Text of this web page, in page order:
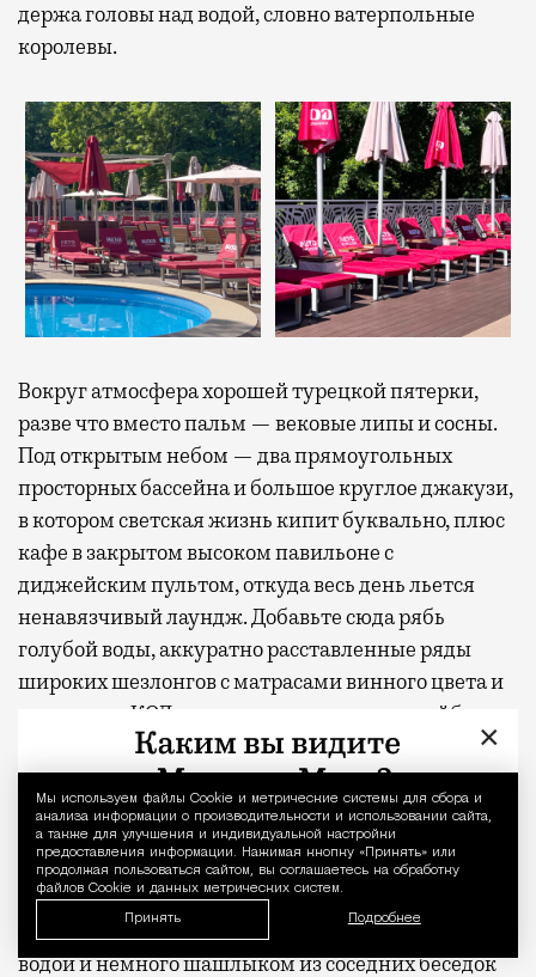
Уведомление
Мы используем файлы Сookie и метрические системы для сбора и
анализа информации о производительности и использовании сайта,
а также для улучшения и индивидуальной настройки
предоставления информации. Нажимая кнопку «Принять» или
продолжая пользоваться сайтом, вы соглашаетесь на обработку
файлов Cookie и данных метрических систем.
Принять Подробнее
держа головы над водой, словно ватерпольные
королевы.
Вокруг атмосфера хорошей турецкой пятерки,
разве что вместо пальм — вековые липы и сосны.
Под открытым небом — два прямоугольных
просторных бассейна и большое круглое джакузи,
в котором светская жизнь кипит буквально, плюс
кафе в закрытом высоком павильоне с
диджейским пультом, откуда весь день льется
ненавязчивый лаундж. Добавьте сюда рябь
голубой воды, аккуратно расставленные ряды
широких шезлонгов с матрасами винного цвета и
надписью «КОД» на каждом, и получите вайб
отелей, где халаты не воруют, а покупают в бутике
на первом этаже.
Солнечный свет пробивается сквозь кроны и
рассыпается по воде бликами — в Дубае за такой
эффект отвечает ландшафтный дизайнер, здесь
справляется сокольнический лес. Пахнет хвоей,
водой и немного шашлыком из соседних беседок
×